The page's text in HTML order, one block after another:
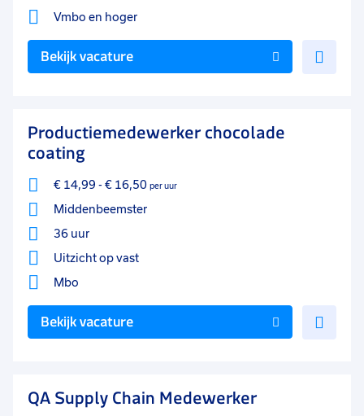
Vmbo en hoger
Bekijk vacature
Productiemedewerker chocolade
coating
€ 14,99 - € 16,50 per uur
Middenbeemster
36 uur
Uitzicht op vast
Mbo
Bekijk vacature
QA Supply Chain Medewerker